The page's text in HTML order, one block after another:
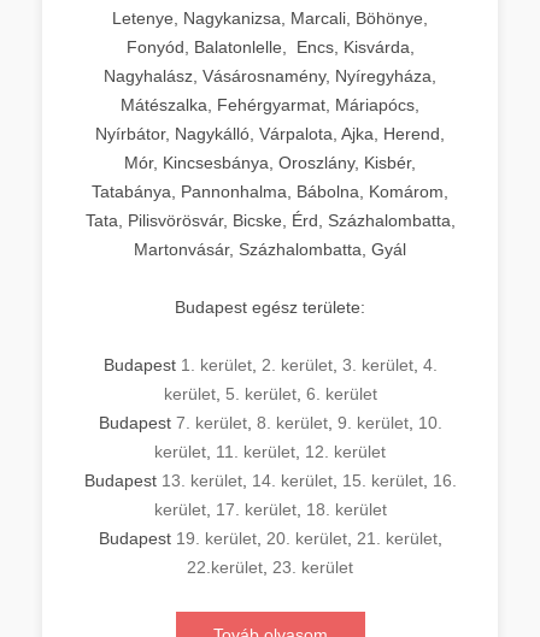
Letenye, Nagykanizsa, Marcali, Böhönye,
Fonyód, Balatonlelle, Encs, Kisvárda,
Nagyhalász, Vásárosnamény, Nyíregyháza,
Mátészalka, Fehérgyarmat, Máriapócs,
Nyírbátor, Nagykálló, Várpalota, Ajka, Herend,
Mór, Kincsesbánya, Oroszlány, Kisbér,
Tatabánya, Pannonhalma, Bábolna, Komárom,
Tata, Pilisvörösvár, Bicske, Érd, Százhalombatta,
Martonvásár, Százhalombatta, Gyál
Budapest egész területe:
Budapest 1. kerület, 2. kerület, 3. kerület, 4.
kerület, 5. kerület, 6. kerület
Budapest 7. kerület, 8. kerület, 9. kerület, 10.
kerület 11. kerület 12. kerület
Budapest 13. kerület, 14. kerület, 15. kerület, 16.
kerület, 17. kerület, 18. kerület
Budapest 19. kerület, 20. kerület, 21. kerület,
22.kerület 23. kerület